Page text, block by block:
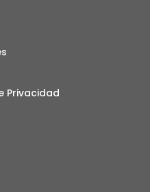
Privacidad